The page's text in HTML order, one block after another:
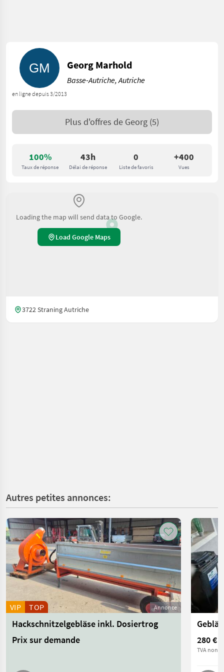
100%
Taux de réponse
43h
Délai de réponse
0
Liste de favoris
+400
Vues
en ligne depuis 3/2013
Georg Marhold
Basse-Autriche, Autriche
Plus d'offres de Georg (5)
Loading the map will send data to Google.
Load Google Maps
3722 Straning Autriche
Autres petites annonces:
Annonce
VIP TOP
Hackschnitzelgebläse inkl. Dosiertrog
Prix sur demande
280 €
TVA non